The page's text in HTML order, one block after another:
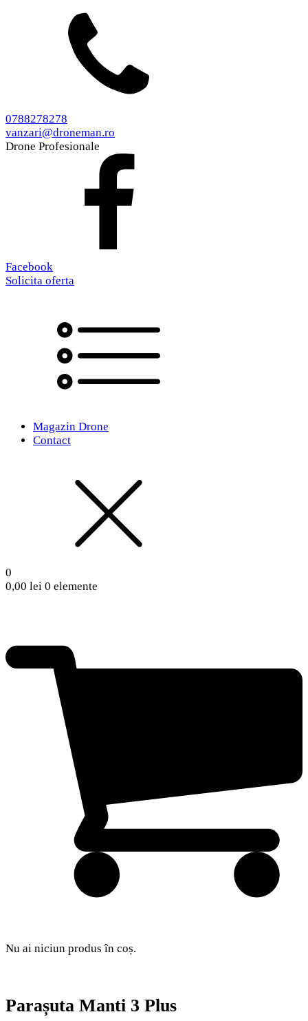
0788278278
vanzari@droneman.ro
Drone Profesionale
Facebook
Solicita oferta
Magazin Drone
Contact
0
0,00 lei 0 elemente
Nu ai niciun produs în coș.
Parașuta Manti 3 Plus